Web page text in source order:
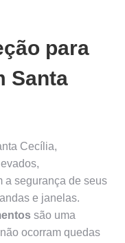
para
Santa
Cecília,
a segurança de seus
e janelas.
são uma
ocorram quedas